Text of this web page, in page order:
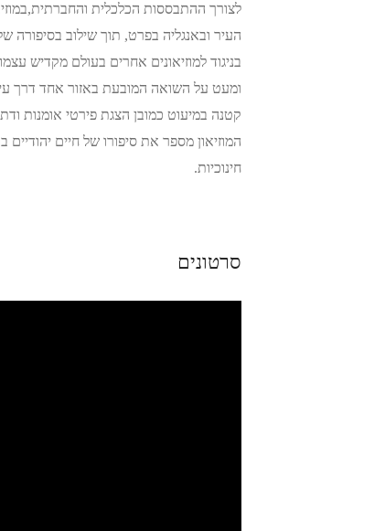
לצורך ההתבססות הכלכלית
העיר ובאנגליה בפרט, תוך שילוב בסיפורה
בניגוד למוזיאונים אחרים בעולם מקדיש
ומעט על השואה המובעת באזור אחד דרך
קטנה במיעוט כמובן הצגת פירטי אומנות ודת
המוזיאון מספר את סיפורו של חיים
חינוכיות.
סרטונים